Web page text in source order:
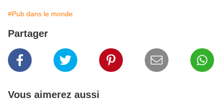
#Pub dans le monde
Partager
Vous aimerez aussi